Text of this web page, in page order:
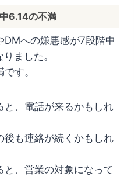
6.14の不満
DMへの嫌悪感が7段階中
ました。
す。
と、電話が来るかもしれ
後も連絡が続くかもしれ
、営業の対象になって